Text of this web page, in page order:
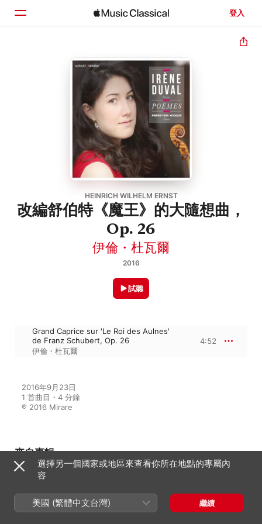
登入
HEINRICH WILHELM ERNST
改編舒伯特《魔王》的大隨想曲，
Op. 26
伊倫・杜瓦爾
2016
試聽
Grand Caprice sur 'Le Roi des Aulnes'
de Franz Schubert, Op. 26
伊倫・杜瓦爾
4:52
2016年9月23日
1 首曲目・4 分鐘
℗ 2016 Mirare
來自專輯
Poèmes
Pierre-Yves Hodique 伊倫・杜瓦爾
選擇另一個國家或地區來查看你所在地點的專屬內
容
美國 (繁體中文台灣) 繼續